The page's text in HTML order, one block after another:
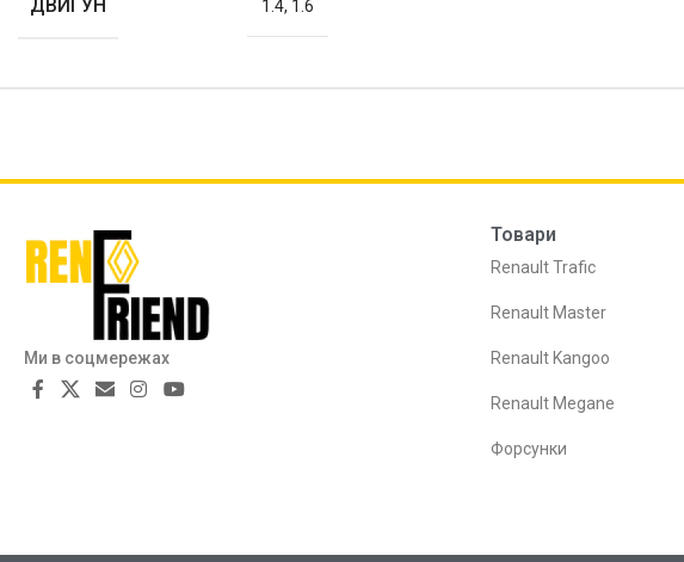
ДВИГУН 1.4, 1.6
Ми в соцмережах
Товари
Renault Trafic
Renault Master
Renault Kangoo
Renault Megane
Форсунки